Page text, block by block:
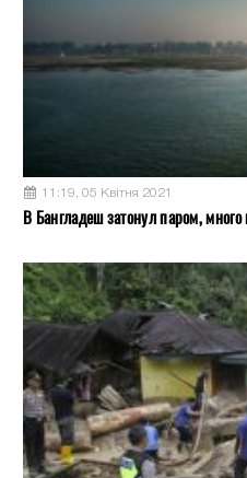
11:19, 05 Квітня 2021
В Бангладеш затонул паром,